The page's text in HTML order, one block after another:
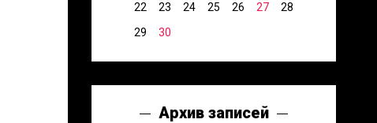
22
23 24 25 26 27
28
29
30
Архив записей